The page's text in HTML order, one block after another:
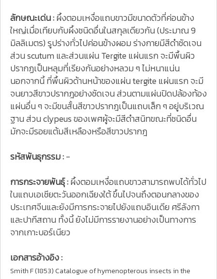
ลักษณะเด่น :ผึ้งตอมเหงื่อแถบขาวมีขนาดตัวที่ค่อนข้าง
ใหญ่เมื่อเทียบกับผึ้งชนิดอื่นในสกุลเดียวกัน (ประมาณ 9
มิลลิเมตร) รูปร่างทั่วไปค่อนข้างผอม ร่างกายมีสีดำชัดเจน
ส่วน scutum และส่วนแผ่น Tergite แผ่นแรก จะมีพื้นผิว
ปรากฏเป็นหลุมที่เรียงกันอย่างหลวม ๆ ไม่หนาแน่น
นอกจากนี้ ที่พื้นผิวด้านหน้าของแผ่น tergite แผ่นแรก จะมี
จนยาวสีขาวปรากฎอย่างชัดเจน ส่วนตามแผ่นปิดปล้องท้อง
แผ่นอื่น ๆ จะมีขนสั้นสีขาวปรากฎเป็นแถบเล็ก ๆ อยู่บริเวณ
ฐาน ส่วน clypeus ของเพศผู้จะมีสีดำสนิทขณะที่ชนิดอื่น
มักจะมีรอยแต้มสีเหลืองหรือสีขาวปรากฎ
รหัสพันธุกรรม :-
การกระจายพันธุ์ :ผึ้งตอมเหงื่อแถบขาวสามารถพบได้ทั่วไป
ในแถบเอเชียตะวันออกเฉียงใต้ ขึ้นไปจนถึงตอนกลางของ
ประเทศจีนและยังมีการกระจายไปยังแถบอินเดีย ศรีลังกา
และปากีสถาน ทั้งนี้ ยังไม่มีการรายงานอย่างเป็นทางการ
จากเกาะบอร์เนียว
เอกสารอ้างอิง :
Smith F (1853) Catalogue of hymenopterous insects in the